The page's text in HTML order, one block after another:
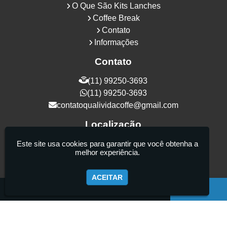
O Que São Kits Lanches
Coffee Break
Contato
Informações
Contato
(11) 99250-3693
(11) 99250-3693
contatoqualividacoffe@gmail.com
Localização
Rua Samurais, 27 - Vila Maria Alta - São
Paulo / SP - CEP: 02130-080
Este site usa cookies para garantir que você obtenha a
melhor experiência.
ACEITAR